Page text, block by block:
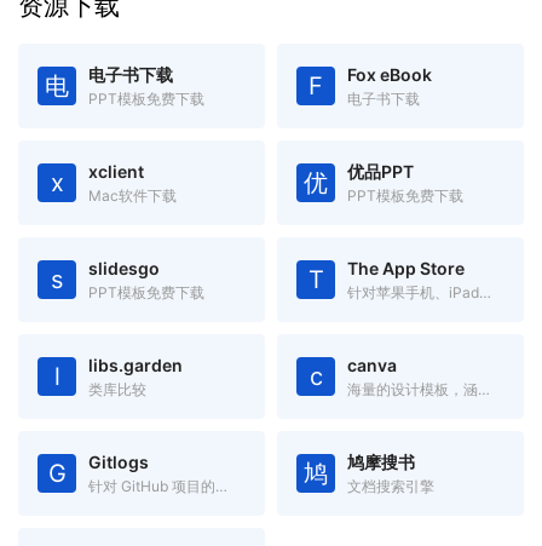
电 电子书下载
PPT模板免费下载 F Fox eBook
电子书下载
x xclient
Mac软件下载 优 优品PPT
PPT模板免费下载
s slidesgo
PPT模板免费下载 T The App Store
针对苹果手机、iPad、Mac 设备的应用搜索工具
l libs.garden
类库比较 c canva
海量的设计模板，涵盖海报、简历、名片、邀请函、Logo、PPT模板
G Gitlogs
针对 GitHub 项目的搜索引擎 鸠 鸠摩搜书
文档搜索引擎